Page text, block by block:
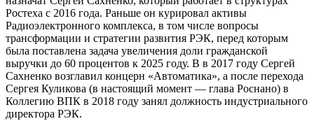
Ростеха с 2016 года. Раньше он курировал активы
Радиоэлектронного комплекса, в том числе вопросы
трансформации и стратегии развития РЭК, перед которым
была поставлена задача увеличения доли гражданской
выручки до 60 процентов к 2025 году. В в 2017 году Сергей
Сахненко возглавил концерн «Автоматика», а после перехода
Сергея Куликова (в настоящий момент — глава Роснано) в
Коллегию ВПК в 2018 году занял должность индустриального
директора РЭК.